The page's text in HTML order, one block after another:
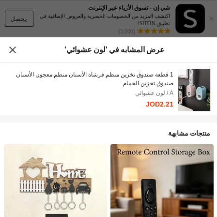
يحصل ×
شي إن - تسوق الأزياء عبر الإنترنت
اكتشف المزيد من الخصومات الحصرية والعروض الإضافية في
تطبيق SHEIN!
(5,000)
عرض المشابه في 'لون عشوائي'
1 قطعة صندوق تخزين منظم فرشاة الأسنان منظم معجون الأسنان
صندوق تخزين الحمام
A / لون عشوائي
JOD2.21
منتجات مشابهة